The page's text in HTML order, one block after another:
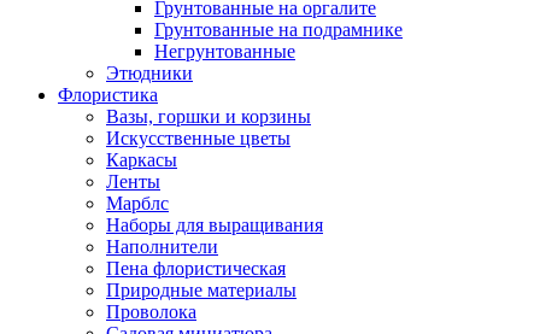
Грунтованные на оргалите
Грунтованные на подрамнике
Негрунтованные
Этюдники
Флористика
Вазы, горшки и корзины
Искусственные цветы
Каркасы
Ленты
Марблс
Наборы для выращивания
Наполнители
Пена флористическая
Природные материалы
Проволока